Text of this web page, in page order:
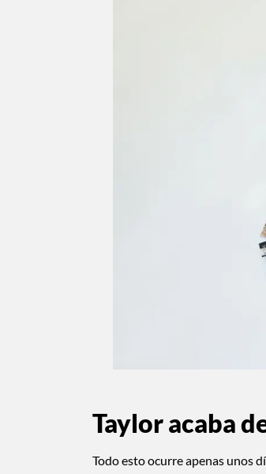
Taylor acaba
Todo esto ocurre apenas unos